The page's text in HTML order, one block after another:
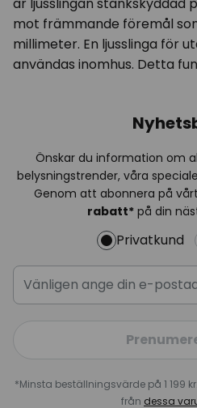
är ljusslingan stänkskyddad
mot främmande föremål
millimeter. En ljusslinga för
användas inomhus. Detta
Önskar du information om
belysningstrender, våra
Genom att abonnera på
rabatt* på din
Privatkund
*Minsta beställningsvärde på 1 199
från dessa